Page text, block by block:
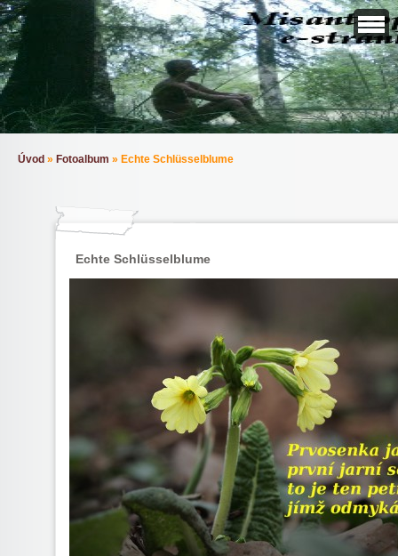
Úvod » Fotoalbum » Echte Schlüsselblume
Echte Schlüsselblume